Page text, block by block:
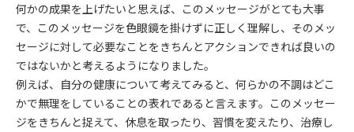
何かの成果を上げたいと思えば、このメッセージがとても大事
で、このメッセージを色眼鏡を掛けずに正しく理解し、そのメッ
セージに対して必要なことをきちんとアクションできれば良いの
ではないかと考えるようになりました。
例えば、自分の健康について考えてみると、何らかの不調はどこ
かで無理をしていることの表れであると言えます。このメッセー
ジをきちんと捉えて、休息を取ったり、習慣を変えたり、治療し